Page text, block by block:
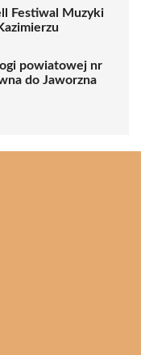
Festiwal Muzyki
powiatowej nr
do Jaworzna